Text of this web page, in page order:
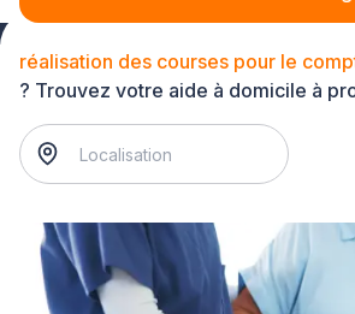
réalisation des courses pour le
? Trouvez votre aide à domicile à